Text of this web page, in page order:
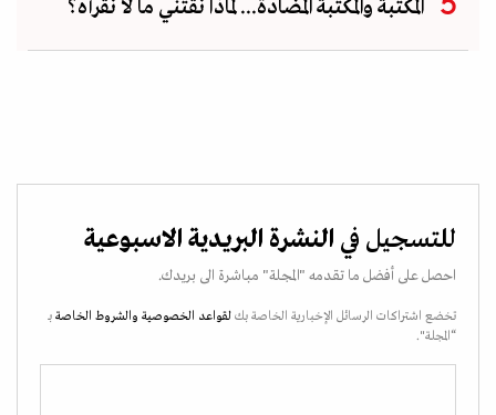
المكتبة والمكتبة المضادة... لماذا نقتني ما لا نقرأه؟
للتسجيل في النشرة البريدية الاسبوعية
احصل على أفضل ما تقدمه "المجلة" مباشرة الى بريدك.
تخضع اشتراكات الرسائل الإخبارية الخاصة بك لقواعد الخصوصية والشروط الخاصة بـ
“المجلة".